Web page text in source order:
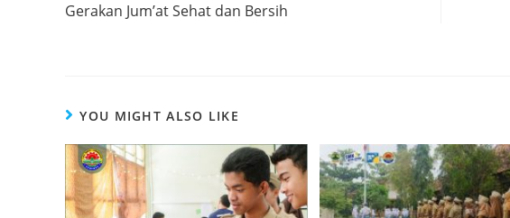
articles
Gerakan Jum’at Sehat dan Bersih
YOU MIGHT ALSO LIKE